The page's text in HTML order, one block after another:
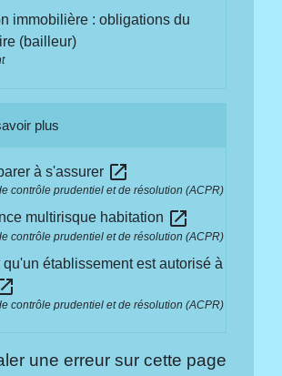
immobilière : obligations du
(bailleur)
plus
à s'assurer open_in_new
contrôle prudentiel et de résolution (ACPR)
multirisque habitation open_in_new
contrôle prudentiel et de résolution (ACPR)
qu'un établissement est autorisé à
contrôle prudentiel et de résolution (ACPR)
une erreur sur cette page